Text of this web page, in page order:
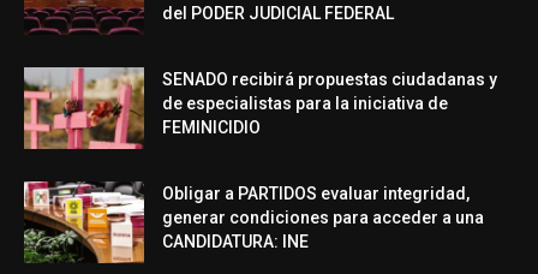
del PODER JUDICIAL FEDERAL
SENADO recibirá propuestas ciudadanas y
de especialistas para la iniciativa de
FEMINICIDIO
Obligar a PARTIDOS evaluar integridad,
generar condiciones para acceder a una
CANDIDATURA: INE